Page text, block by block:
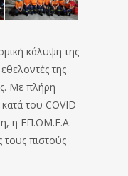
κάλυψη της
της
Με πλήρη
του COVID
η ΕΠ.ΟΜ.Ε.Α.
τους πιστούς